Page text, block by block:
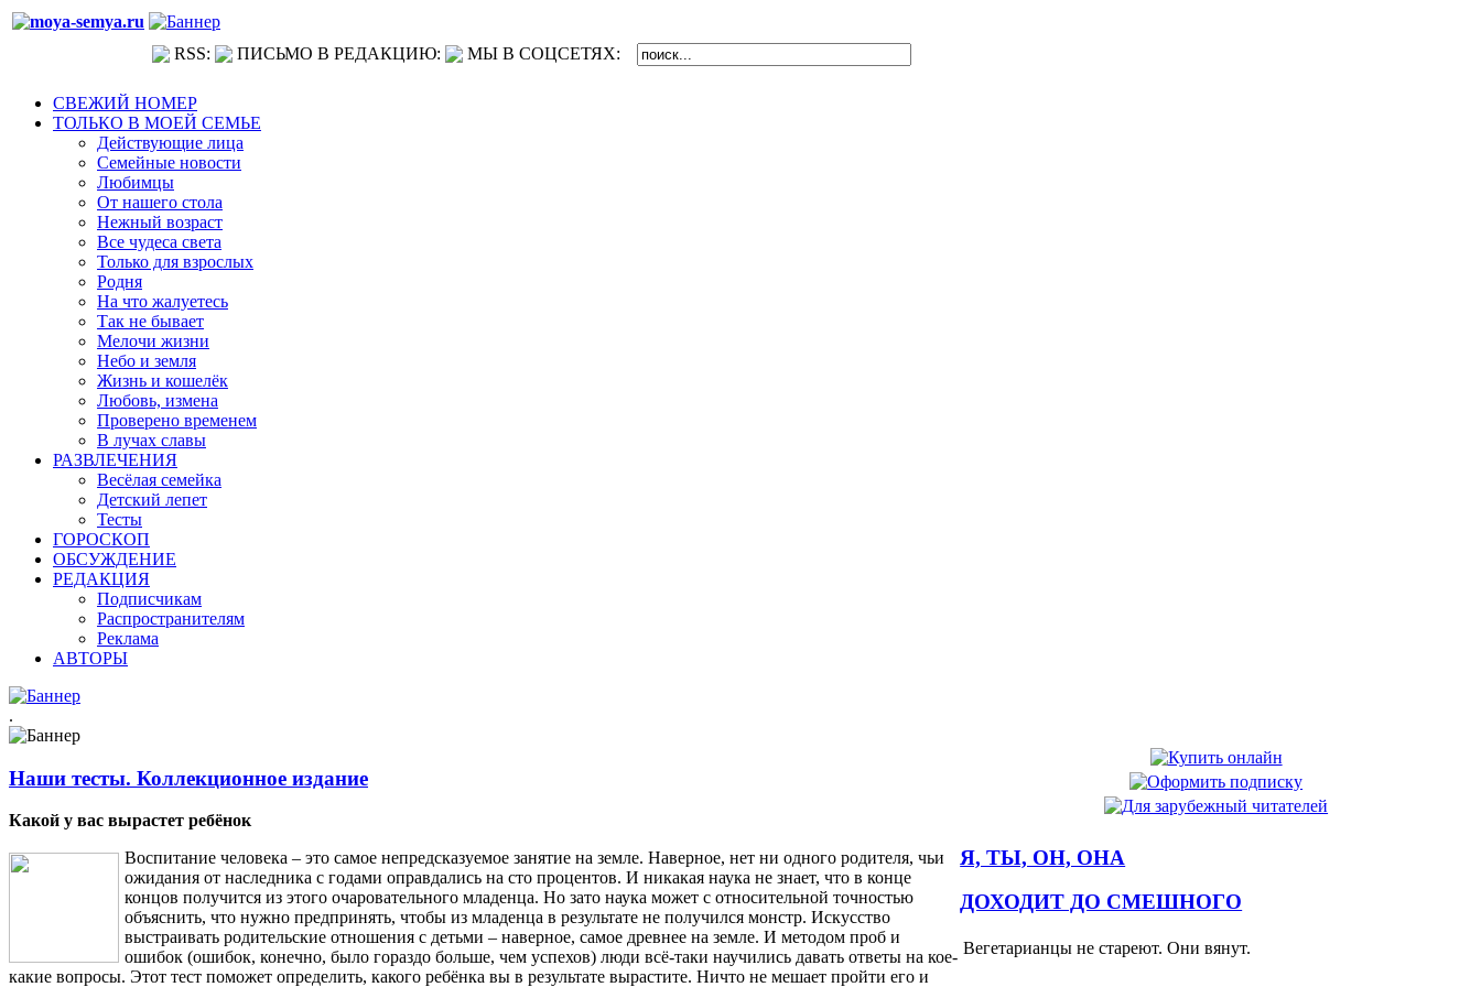
RSS: ПИСЬМО В РЕДАКЦИЮ: МЫ В СОЦСЕТЯХ:
СВЕЖИЙ НОМЕР
ТОЛЬКО В МОЕЙ СЕМЬЕ
Действующие лица
Семейные новости
Любимцы
От нашего стола
Нежный возраст
Все чудеса света
Только для взрослых
Родня
На что жалуетесь
Так не бывает
Мелочи жизни
Небо и земля
Жизнь и кошелёк
Любовь, измена
Проверено временем
В лучах славы
РАЗВЛЕЧЕНИЯ
Весёлая семейка
Детский лепет
Тесты
ГОРОСКОП
ОБСУЖДЕНИЕ
РЕДАКЦИЯ
Подписчикам
Распространителям
Реклама
АВТОРЫ
.
Наши тесты. Коллекционное издание
Какой у вас вырастет ребёнок
Воспитание человека – это самое непредсказуемое занятие на земле. Наверное, нет ни одного родителя, чьи
ожидания от наследника с годами оправдались на сто процентов. И никакая наука не знает, что в конце
концов получится из этого очаровательного младенца. Но зато наука может с относительной точностью
объяснить, что нужно предпринять, чтобы из младенца в результате не получился монстр. Искусство
выстраивать родительские отношения с детьми – наверное, самое древнее на земле. И методом проб и
ошибок (ошибок, конечно, было гораздо больше, чем успехов) люди всё-таки научились давать ответы на кое-
какие вопросы. Этот тест поможет определить, какого ребёнка вы в результате вырастите. Ничто не мешает пройти его и
Я, ТЫ, ОН, ОНА
ДОХОДИТ ДО СМЕШНОГО
Вегетарианцы не стареют. Они вянут.